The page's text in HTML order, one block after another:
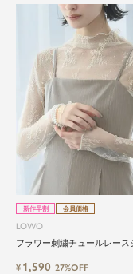
新作早割 会員価格
LOWO
フラワー刺繍チュールレース
¥ 1,590 27%OFF